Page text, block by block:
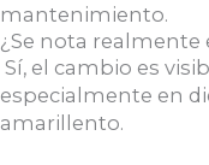
mantenimiento.
¿Se nota realmente
Sí, el cambio es
especialmente en
amarillento.